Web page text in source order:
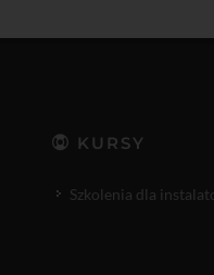
KURSY
Szkolenia dla